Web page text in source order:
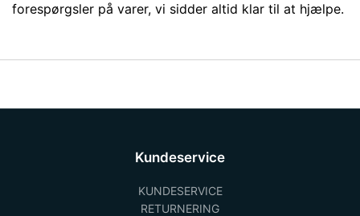
forespørgsler på varer, vi sidder altid klar til at hjælpe.
Kundeservice
KUNDESERVICE
RETURNERING